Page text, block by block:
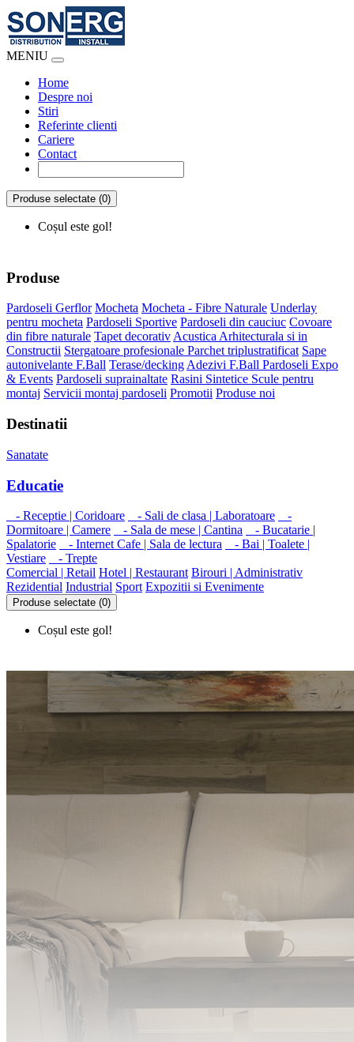
MENIU
Home
Despre noi
Stiri
Referinte clienti
Cariere
Contact
Produse selectate (0)
Coșul este gol!
Produse
Pardoseli Gerflor Mocheta Mocheta - Fibre Naturale Underlay
pentru mocheta Pardoseli Sportive Pardoseli din cauciuc Covoare
din fibre naturale Tapet decorativAcustica Arhitecturala si in
Constructii Stergatoare profesionale Parchet triplustratificat Sape
autonivelante F.Ball Terase/deckingAdezivi F.Ball Pardoseli Expo
& Events Pardoseli suprainaltate Rasini Sintetice Scule pentru
montaj Servicii montaj pardoseli Promotii Produse noi
Destinatii
Sanatate
Educatie
- Receptie | Coridoare - Sali de clasa | Laboratoare
-
Dormitoare | Camere
- Sala de mese | Cantina
- Bucatarie |
Spalatorie
- Internet Cafe | Sala de lectura
- Bai | Toalete |
Vestiare
- Trepte
Comercial | Retail Hotel | Restaurant Birouri | Administrativ
Rezidential Industrial Sport Expozitii si Evenimente
Produse selectate (0)
Coșul este gol!